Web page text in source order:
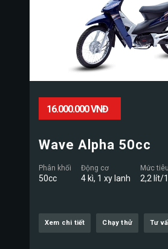
16.000.000 VNĐ
Wave Alpha 50cc
Phân khối
50cc
Động cơ
4 kì, 1 xy lanh
Mức
2,2 lít/
Xem chi tiết Chạy thử Tư